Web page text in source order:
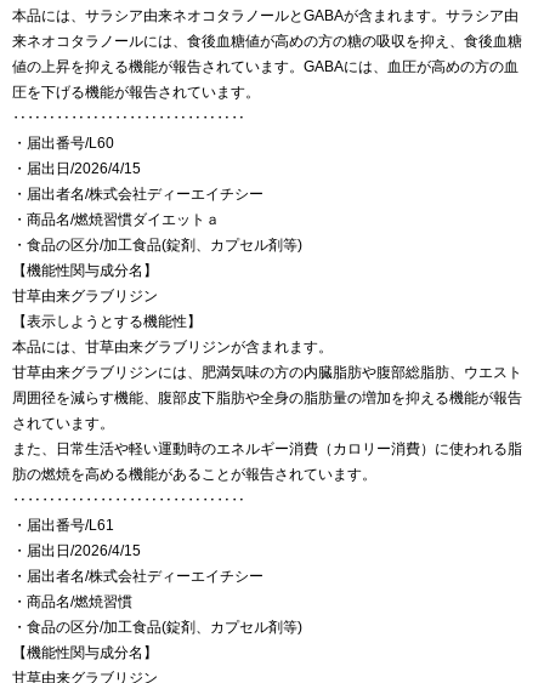
本品には、サラシア由来ネオコタラノールとGABAが含まれます。サラシア由
来ネオコタラノールには、食後血糖値が高めの方の糖の吸収を抑え、食後血糖
値の上昇を抑える機能が報告されています。GABAには、血圧が高めの方の血
圧を下げる機能が報告されています。
‥‥‥‥‥‥‥‥‥‥‥‥‥‥‥‥
・届出番号/L60
・届出日/2026/4/15
・届出者名/株式会社ディーエイチシー
・商品名/燃焼習慣ダイエットａ
・食品の区分/加工食品(錠剤、カプセル剤等)
【機能性関与成分名】
甘草由来グラブリジン
【表示しようとする機能性】
本品には、甘草由来グラブリジンが含まれます。
甘草由来グラブリジンには、肥満気味の方の内臓脂肪や腹部総脂肪、ウエスト
周囲径を減らす機能、腹部皮下脂肪や全身の脂肪量の増加を抑える機能が報告
されています。
また、日常生活や軽い運動時のエネルギー消費（カロリー消費）に使われる脂
肪の燃焼を高める機能があることが報告されています。
‥‥‥‥‥‥‥‥‥‥‥‥‥‥‥‥
・届出番号/L61
・届出日/2026/4/15
・届出者名/株式会社ディーエイチシー
・商品名/燃焼習慣
・食品の区分/加工食品(錠剤、カプセル剤等)
【機能性関与成分名】
甘草由来グラブリジン